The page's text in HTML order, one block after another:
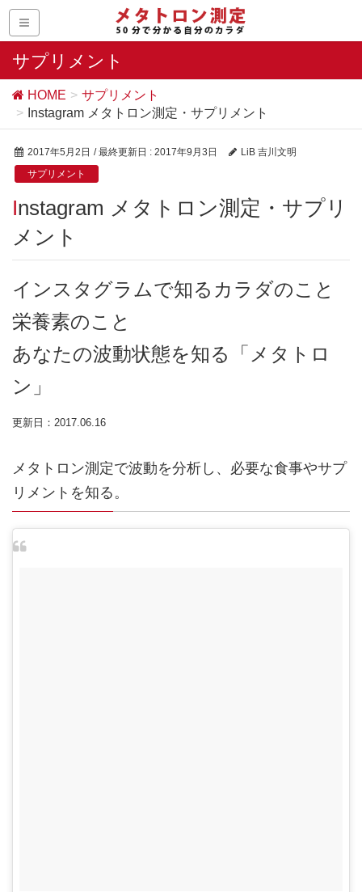
サプリメント
HOME
サプリメント
Instagram メタトロン測定・サプリメント
2017年5月2日 / 最終更新日 : 2017年9月3日
LiB 吉川文明
サプリメント
Instagram メタトロン測定・サプリ
メント
インスタグラムで知るカラダのこと
栄養素のこと
あなたの波動状態を知る「メタトロ
ン」
更新日：2017.06.16
メタトロン測定で波動を分析し、必要な食事やサプ
リメントを知る。